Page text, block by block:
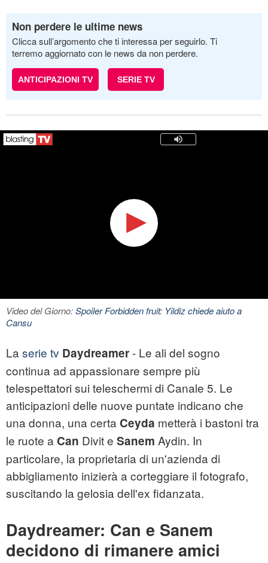
Non perdere le ultime news
Clicca sull’argomento che ti interessa per seguirlo. Ti
terremo aggiornato con le news da non perdere.
ANTICIPAZIONI TV SERIE TV
Video del Giorno:Spoiler Forbidden fruit: Yildiz chiede aiuto a
Cansu
La serie tv Daydreamer- Le ali del sogno
continua ad appassionare sempre più
telespettatori sui teleschermi di Canale 5. Le
anticipazioni delle nuove puntate indicano che
una donna, una certa Ceyda metterà i bastoni tra
le ruote a Can Divit e Sanem Aydin. In
particolare, la proprietaria di un'azienda di
abbigliamento inizierà a corteggiare il fotografo,
suscitando la gelosia dell'ex fidanzata.
Daydreamer: Can e Sanem
decidono di rimanere amici